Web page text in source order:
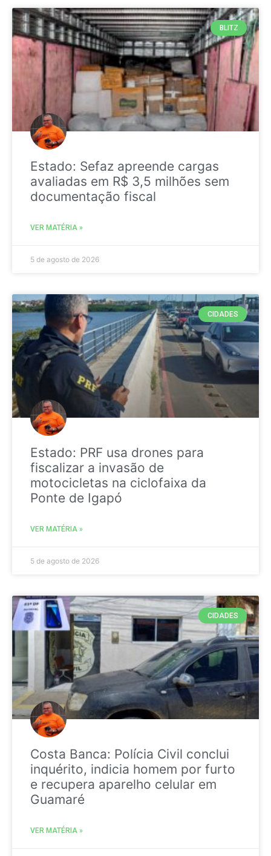
BLITZ
Estado: Sefaz apreende cargas
avaliadas em R$ 3,5 milhões sem
documentação fiscal
VER MATÉRIA »
5 de agosto de 2026
CIDADES
Estado: PRF usa drones para
fiscalizar a invasão de
motocicletas na ciclofaixa da
Ponte de Igapó
VER MATÉRIA »
5 de agosto de 2026
CIDADES
Costa Banca: Polícia Civil conclui
inquérito, indicia homem por furto
e recupera aparelho celular em
Guamaré
VER MATÉRIA »